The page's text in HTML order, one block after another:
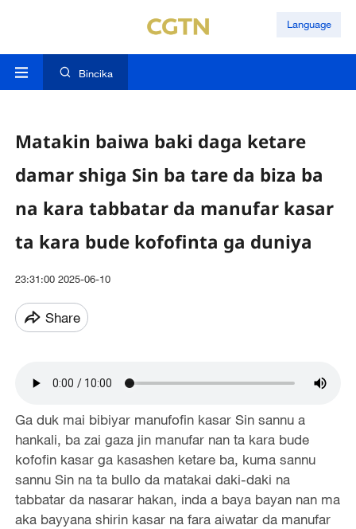
Language
Bincika
Matakin baiwa baki daga ketare
damar shiga Sin ba tare da biza ba
na kara tabbatar da manufar kasar
ta kara bude kofofinta ga duniya
23:31:00 2025-06-10
Share
Ga duk mai bibiyar manufofin kasar Sin sannu a
hankali, ba zai gaza jin manufar nan ta kara bude
kofofin kasar ga kasashen ketare ba, kuma sannu
sannu Sin na ta bullo da matakai daki-daki na
tabbatar da nasarar hakan, inda a baya bayan nan ma
aka bayyana shirin kasar na fara aiwatar da manufar